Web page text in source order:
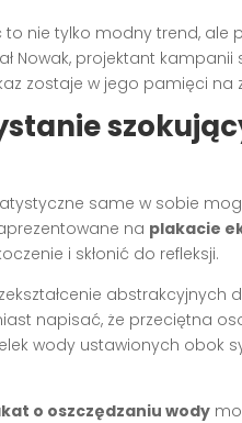
to nie tylko modny trend, ale
Nowak, projektant
zostaje w jego pamięci na
same w sobie
na plakacie
i skłonić do refleksji.
abstrakcyjnych
napisać, że przeciętna
wody ustawionych obok
o oszczędzaniu wody